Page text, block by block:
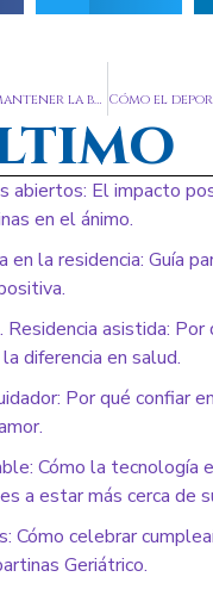
Consejos para mantener la buena salud de nuestros ancianos este 2025
abiertos: El impacto
en el ánimo.
en la residencia: Guía
Residencia asistida:
diferencia en salud.
Por qué confiar
Cómo la tecnología
a estar más cerca de
Cómo celebrar
Geriátrico.